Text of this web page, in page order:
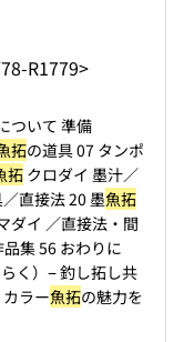
R1779>
ついて 準備
拓の道具 07 タンポ
拓 クロダイ 墨汁／
直接法 20 墨魚拓
ダイ ／直接法・間
品集 56 おわりに
く）− 釣し拓し共
ラー魚拓の魅力を